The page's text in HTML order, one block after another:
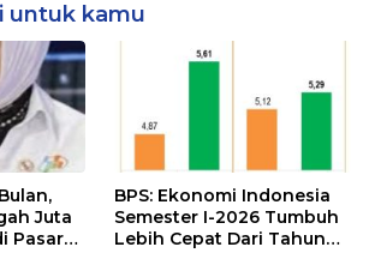
untuk kamu
Juta
Pasar
BPS: Ekonomi Indonesia
Semester I-2026 Tumbuh
Lebih Cepat Dari Tahun